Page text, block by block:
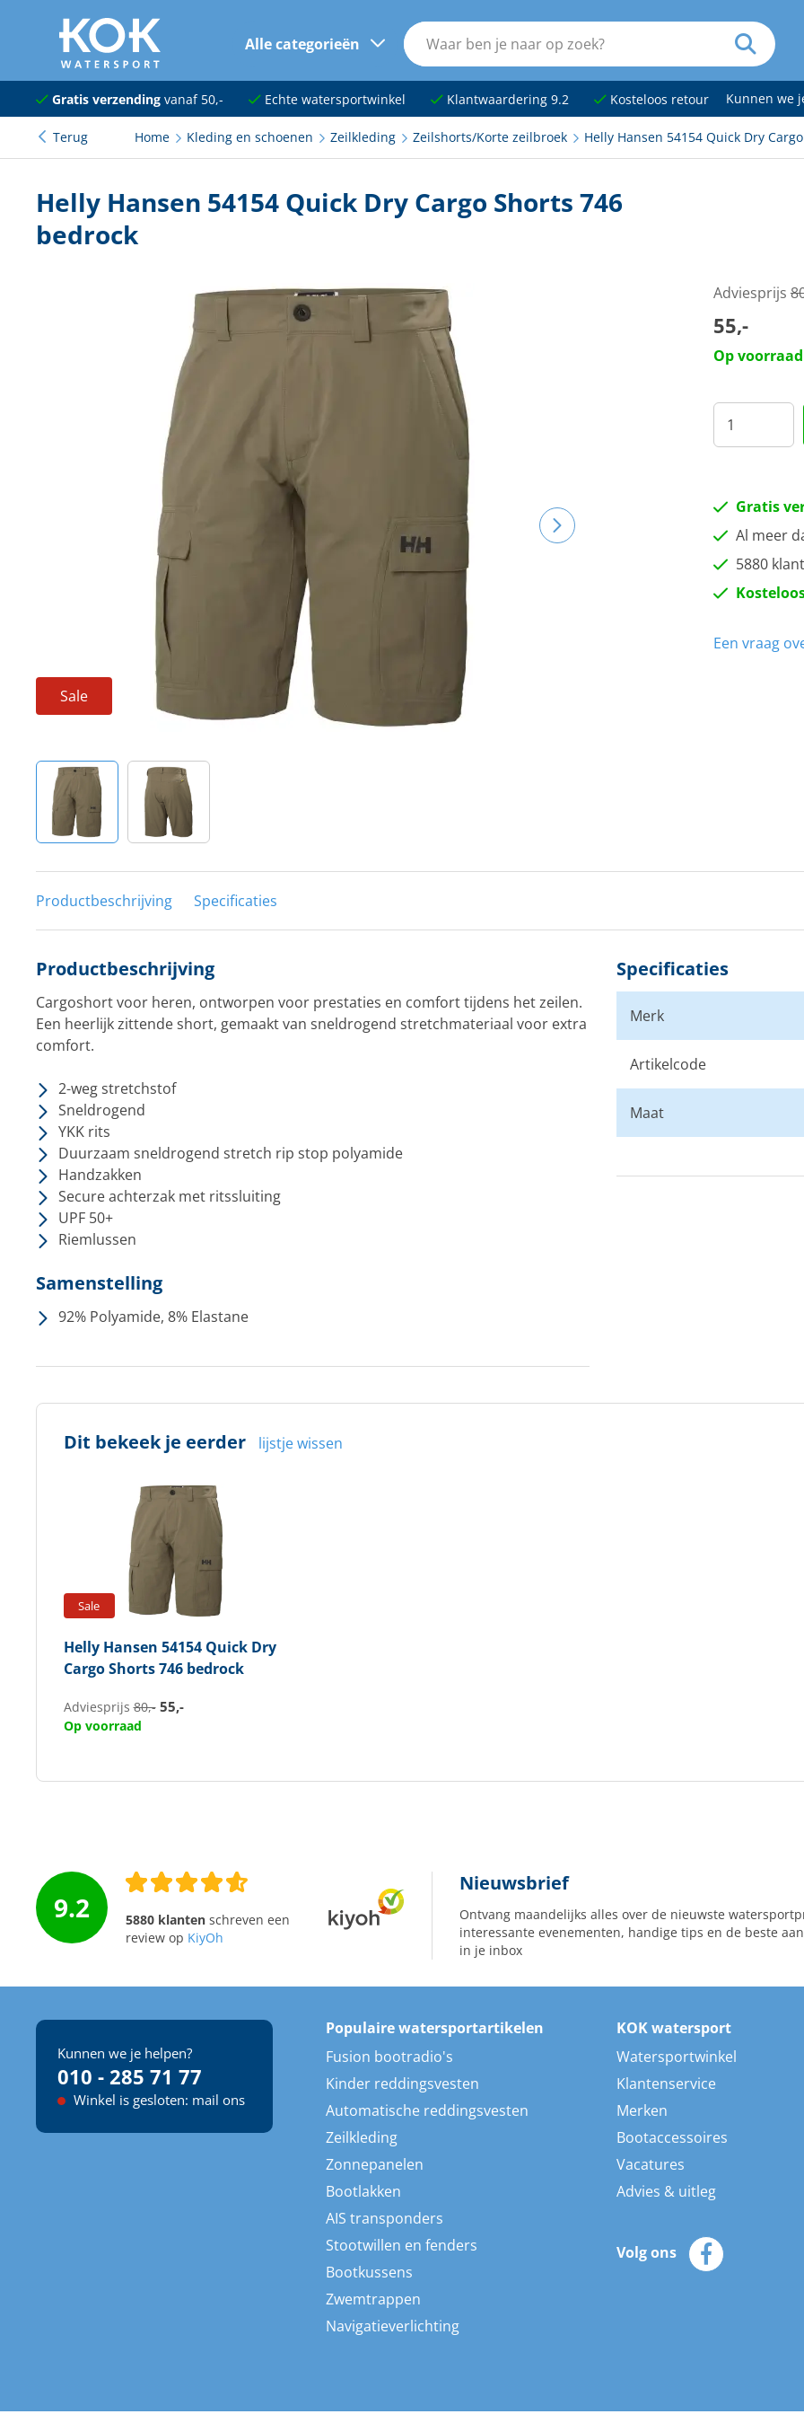
naar hoofdinhoud
Alle categorieën
Navigatie
Dekuitrusting
Onderhoud en verf
Kleding en schoenen
Kajuit en kombuis
Techniek en motor
Tuigage en dekbeslag
Boten, toebehoren en fun
Meubels en lifestyle
Gratis verzendingvanaf 50,- Echte watersportwinkel Klantwaardering 9.2 Kosteloos retour Kunnen we
Terug Home Kleding en schoenen Zeilkleding Zeilshorts/Korte zeilbroek Helly Hansen 54154 Quick Dry
Helly Hansen 54154 Quick Dry Cargo Shorts 746
bedrock
Sale
Adviesprijs
55,-
Op voorraad
Gratis
Al meer
5880
Een vraag
Productbeschrijving Specificaties
Productbeschrijving
Cargoshort voor heren, ontworpen voor prestaties en comfort tijdens het zeilen.
Een heerlijk zittende short, gemaakt van sneldrogend stretchmateriaal voor extra
comfort.
2-weg stretchstof
Sneldrogend
YKK rits
Duurzaam sneldrogend stretch rip stop polyamide
Handzakken
Secure achterzak met ritssluiting
UPF 50+
Riemlussen
Samenstelling
92% Polyamide, 8% Elastane
Specificaties
Merk
Artikelcode
Maat
Dit bekeek je eerder lijstje wissen
Sale
Helly Hansen 54154 Quick Dry
Cargo Shorts 746 bedrock
Adviesprijs80,- 55,-
Op voorraad
9.2 5880 klantenschreven een
review op KiyOh
Nieuwsbrief
Ontvang maandelijks alles over de nieuwste
interessante evenementen, handige tips en de beste
in je inbox
Kunnen we je helpen?
010 - 285 71 77
Winkel is gesloten: mail ons
Populaire watersportartikelen
Fusion bootradio's
Kinder reddingsvesten
Automatische reddingsvesten
Zeilkleding
Zonnepanelen
Bootlakken
AIS transponders
Stootwillen en fenders
Bootkussens
Zwemtrappen
Navigatieverlichting
KOK watersport
Watersportwinkel
Klantenservice
Merken
Bootaccessoires
Vacatures
Advies & uitleg
Volg ons